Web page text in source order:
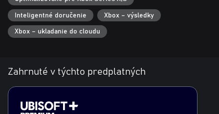
Inteligentné doručenie Xbox – výsledky
Xbox – ukladanie do cloudu
Zahrnuté v týchto predplatných